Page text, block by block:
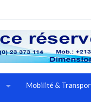
Mobilité &